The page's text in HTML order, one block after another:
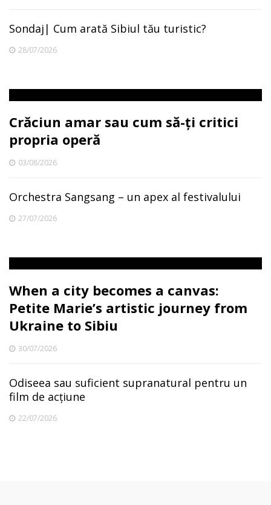
Sondaj| Cum arată Sibiul tău turistic?
28/07/2026
Crăciun amar sau cum să-ți critici
propria operă
03/08/2026
Orchestra Sangsang – un apex al festivalului
27/07/2026
When a city becomes a canvas:
Petite Marie’s artistic journey from
Ukraine to Sibiu
30/07/2026
Odiseea sau suficient supranatural pentru un
film de acțiune
22/07/2026